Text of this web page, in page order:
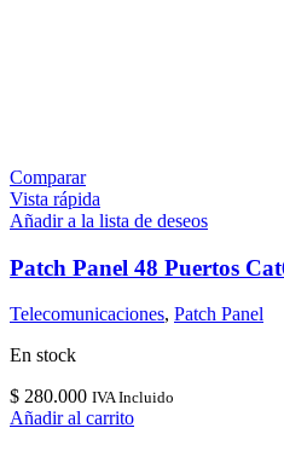
Comparar
Vista rápida
Añadir a la lista de deseos
Patch Panel 48 Puertos
Telecomunicaciones, Patch Panel
En stock
$ 280.000 IVA Incluido
Añadir al carrito